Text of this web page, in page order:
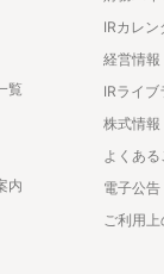
覧
内
IRカレン
経営情報
IRライブ
株式情報
よくある
電子公告
ご利用